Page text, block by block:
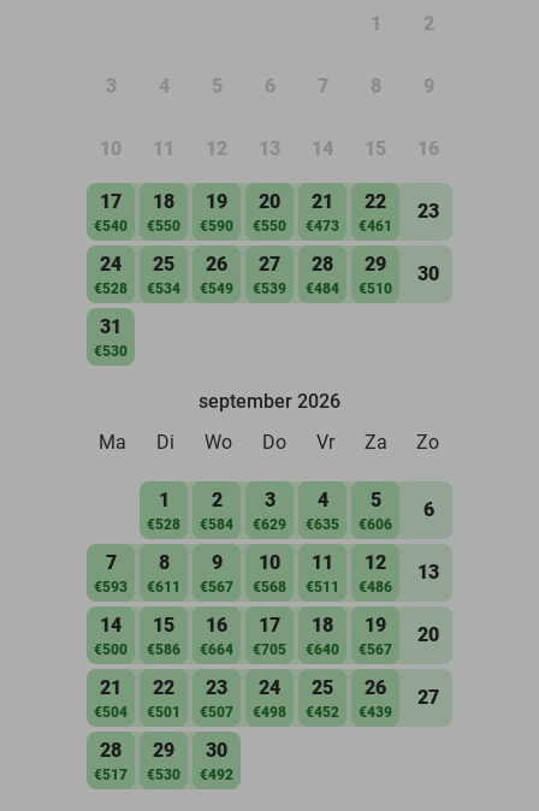
1 2
3 4 5 6 7 8 9
10 11 12 13 14 15 16
17
€540
18
€550
19
€590
20
€550
21
€473
22
€461
23
24
€528
25
€534
26
€549
27
€539
28
€484
29
€510
30
31
€530
september 2026
Ma
Di Wo Do Vr Za Zo
1
€528
2
€584
3
€629
4
€635
5
€606
6
7
€593
8
€611
9
€567
10
€568
11
€511
12
€486
13
14
€500
15
€586
16
€664
17
€705
18
€640
19
€567
20
21
€504
22
€501
23
€507
24
€498
25
€452
26
€439
27
28
€517
29
€530
30
€492